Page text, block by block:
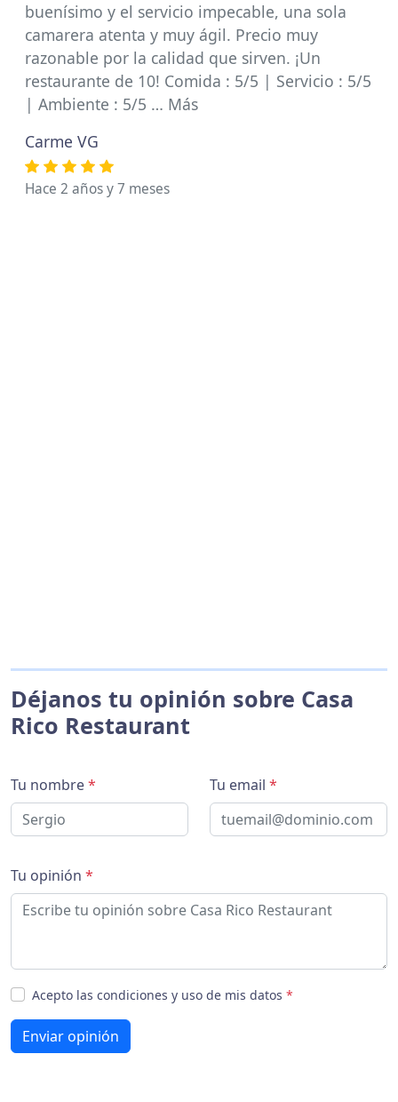
buenísimo y el servicio impecable, una sola
camarera atenta y muy ágil. Precio muy
razonable por la calidad que sirven. ¡Un
restaurante de 10! Comida : 5/5 | Servicio : 5/5
| Ambiente : 5/5 … Más
Carme VG
Hace 2 años y 7 meses
Déjanos tu opinión sobre Casa
Rico Restaurant
Tu nombre* Tu email *
Tu opinión *
Acepto las condiciones y uso de mis datos *
Enviar opinión